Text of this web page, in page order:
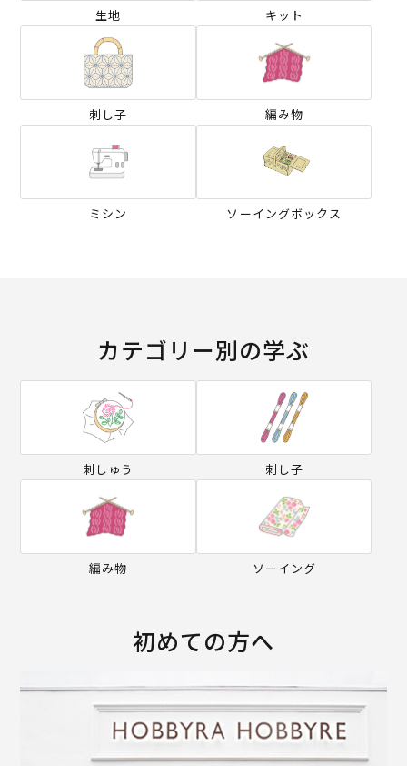
生地 キット
刺し子 編み物
ミシン ソーイングボックス
カテゴリー別の学ぶ
刺しゅう 刺し子
編み物 ソーイング
初めての方へ